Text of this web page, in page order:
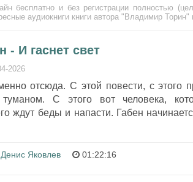
бесплатно и без регистрации полностью
аудиокниги книги автора "Владимир
- И гаснет свет
2026
отсюда. С этой повести, с этого
туманом. С этого вот человека,
ждут беды и напасти. Габен
Денис Яковлев 01:22:16